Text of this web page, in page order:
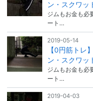
ン・スクワッ
ジムもお金も必
ート…
2019-05-14
【0円筋トレ
ン・スクワッ
ジムもお金も必
ート…
2019-04-03